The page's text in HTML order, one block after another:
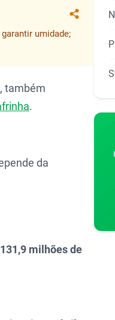
umidade;
, também
.
da
131,9 milhões de